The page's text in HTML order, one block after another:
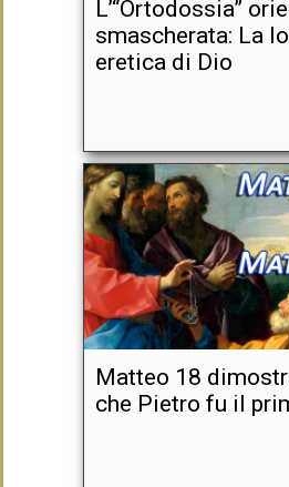
L’“Ortodossia”
smascherata: La
eretica di Dio
Matteo 18
che Pietro fu il